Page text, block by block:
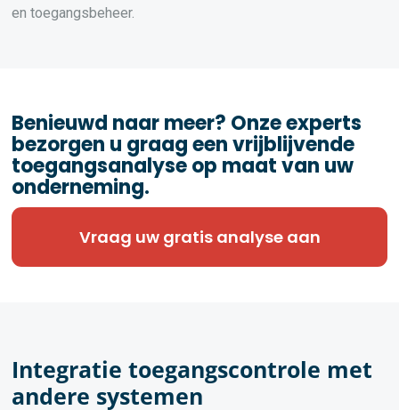
en toegangsbeheer.
Benieuwd naar meer? Onze experts
bezorgen u graag een vrijblijvende
toegangsanalyse op maat van uw
onderneming.
Vraag uw gratis analyse aan
Integratie toegangscontrole met
andere systemen